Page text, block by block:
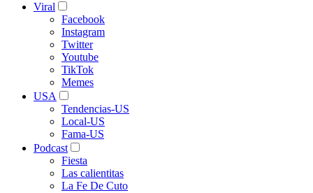
Viral
Facebook
Instagram
Twitter
Youtube
TikTok
Memes
USA
Tendencias-US
Local-US
Fama-US
Podcast
Fiesta
Las calientitas
La Fe De Cuto